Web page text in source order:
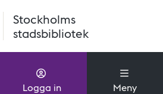
Stockholms
stadsbibliotek
Logga in Meny